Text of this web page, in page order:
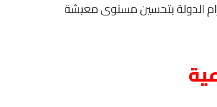
الدولة بتحسين مستوى معيشة